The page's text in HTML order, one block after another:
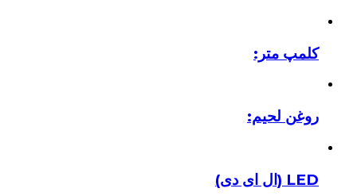
کلمپ متر:
روغن لحیم:
LED (ال ای دی)